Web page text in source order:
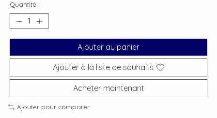
Quantité :
Ajouter au panier
Ajouter à la liste de souhaits
Acheter maintenant
Ajouter pour comparer